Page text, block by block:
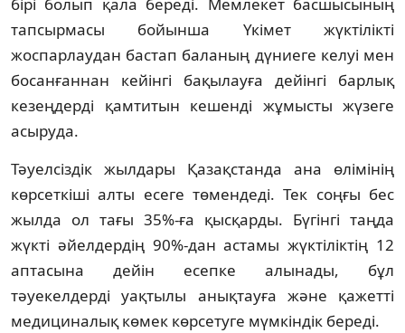
бірі болып қала береді. Мемлекет басшысының
тапсырмасы бойынша Үкімет жүктілікті
жоспарлаудан бастап баланың дүниеге келуі мен
босанғаннан кейінгі бақылауға дейінгі барлық
кезеңдерді қамтитын кешенді жұмысты жүзеге
асыруда.
Тәуелсіздік жылдары Қазақстанда ана өлімінің
көрсеткіші алты есеге төмендеді. Тек соңғы бес
жылда ол тағы 35%-ға қысқарды. Бүгінгі таңда
жүкті әйелдердің 90%-дан астамы жүктіліктің 12
аптасына дейін есепке алынады, бұл
тәуекелдерді уақтылы анықтауға және қажетті
медициналық көмек көрсетуге мүмкіндік береді.